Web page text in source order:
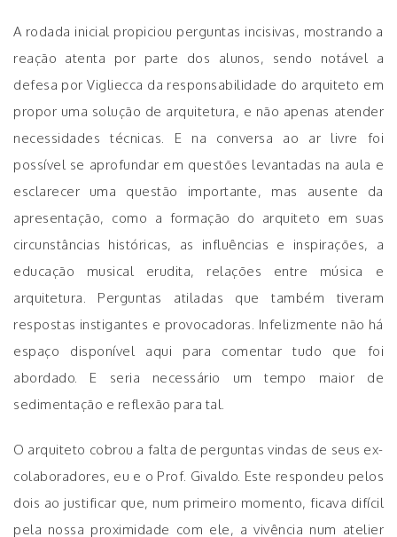
A rodada inicial propiciou perguntas incisivas, mostrando a
reação atenta por parte dos alunos, sendo notável a
defesa por Vigliecca da responsabilidade do arquiteto em
propor uma solução de arquitetura, e não apenas atender
necessidades técnicas. E na conversa ao ar livre foi
possível se aprofundar em questões levantadas na aula e
esclarecer uma questão importante, mas ausente da
apresentação, como a formação do arquiteto em suas
circunstâncias históricas, as influências e inspirações, a
educação musical erudita, relações entre música e
arquitetura. Perguntas atiladas que também tiveram
respostas instigantes e provocadoras. Infelizmente não há
espaço disponível aqui para comentar tudo que foi
abordado. E seria necessário um tempo maior de
sedimentação e reflexão para tal.
O arquiteto cobrou a falta de perguntas vindas de seus ex-
colaboradores, eu e o Prof. Givaldo. Este respondeu pelos
dois ao justificar que, num primeiro momento, ficava difícil
pela nossa proximidade com ele, a vivência num atelier